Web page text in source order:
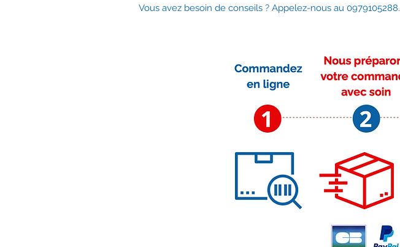
Vous avez besoin de conseils ? Appelez-nous au 0979105288.